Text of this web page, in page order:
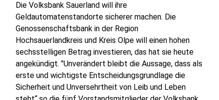
Die Volksbank Sauerland will ihre
Geldautomatenstandorte sicherer machen. Die
Genossenschaftsbank in der Region
Hochsauerlandkreis und Kreis Olpe will einen hohen
sechsstelligen Betrag investieren, das hat sie heute
angekündigt. "Unverändert bleibt die Aussage, dass als
erste und wichtigste Entscheidungsgrundlage die
Sicherheit und Unversehrtheit von Leib und Leben